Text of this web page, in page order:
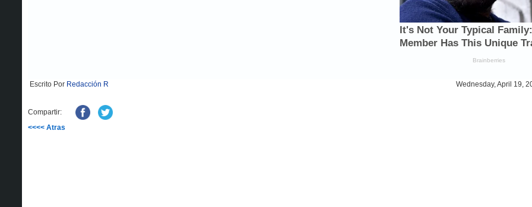
Escrito Por Redacción R Wednesday, April 19,
Compartir:
<<<< Atras